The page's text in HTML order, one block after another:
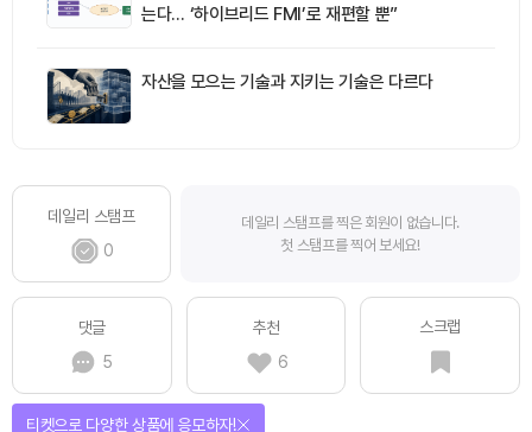
는다… ‘하이브리드 FMI’로 재편할 뿐”
자산을 모으는 기술과 지키는 기술은 다르다
데일리 스탬프
0
데일리 스탬프를 찍은 회원이 없습니다.
첫 스탬프를 찍어 보세요!
댓글
5
추천
6
스크랩
티켓으로 다양한 상품에 응모하자!